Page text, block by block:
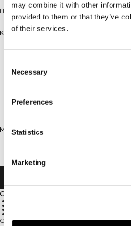
may combine it with other
provided to them or that they’ve
of their services.
Selection
Necessary
Preferences
Statistics
Marketing
Halve kuitsok.
Kleur: Blue/Pink/Petalpink
Maat
Omschrijving
Onze trainingssokken zijn jouw perfecte